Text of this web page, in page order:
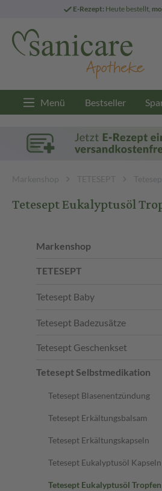
E-Rezept: Heute bestellt,
Menü Bestseller
Markenshop TETESEPT
Tetesept Eukalyptusöl
Markenshop
TETESEPT
Tetesept Baby
Tetesept Badezusätze
Tetesept Geschenkset
Tetesept Selbstmedikation
Tetesept Blasenentzündung
Tetesept Erkältungsbalsam
Tetesept Erkältungskapseln
Tetesept Eukalyptusöl Kapseln
Tetesept Eukalyptusöl Tropfen